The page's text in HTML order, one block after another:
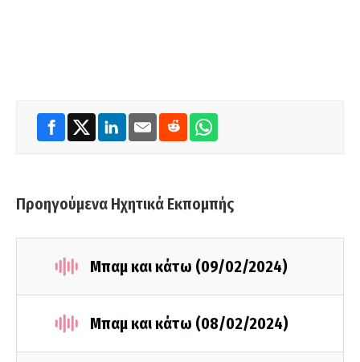
Προηγούμενα Ηχητικά Εκπομπής
Μπαμ και κάτω (09/02/2024)
Μπαμ και κάτω (08/02/2024)